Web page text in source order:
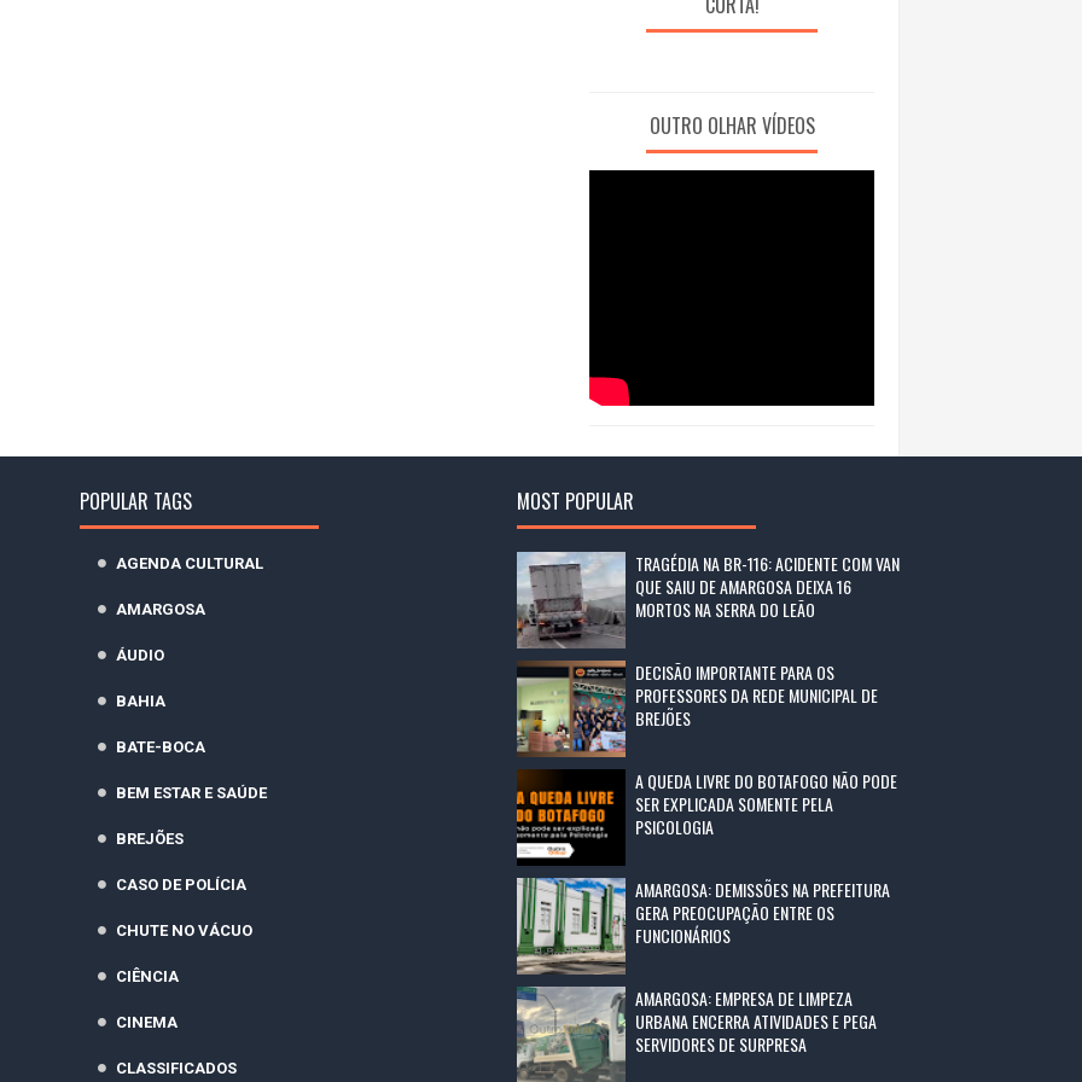
OUTRO OLHAR VÍDEOS
POPULAR TAGS
AGENDA CULTURAL
AMARGOSA
ÁUDIO
BAHIA
BATE-BOCA
BEM ESTAR E SAÚDE
BREJÕES
CASO DE POLÍCIA
CHUTE NO VÁCUO
CIÊNCIA
CINEMA
CLASSIFICADOS
MOST POPULAR
TRAGÉDIA NA BR-116: ACIDENTE COM VAN
QUE SAIU DE AMARGOSA DEIXA 16
MORTOS NA SERRA DO LEÃO
DECISÃO IMPORTANTE PARA OS
PROFESSORES DA REDE MUNICIPAL DE
BREJÕES
A QUEDA LIVRE DO BOTAFOGO NÃO PODE
SER EXPLICADA SOMENTE PELA
PSICOLOGIA
AMARGOSA: DEMISSÕES NA PREFEITURA
GERA PREOCUPAÇÃO ENTRE OS
FUNCIONÁRIOS
AMARGOSA: EMPRESA DE LIMPEZA
URBANA ENCERRA ATIVIDADES E PEGA
SERVIDORES DE SURPRESA